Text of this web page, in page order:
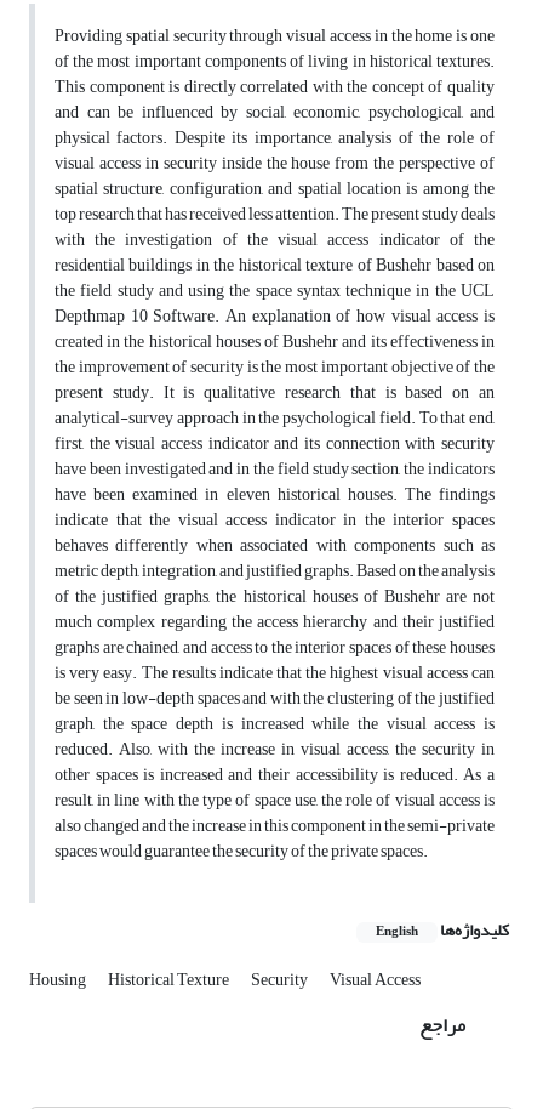
Providing spatial security through visual access in the home is one
of the most important components of living in historical textures.
This component is directly correlated with the concept of quality
and can be influenced by social, economic, psychological, and
physical factors. Despite its importance, analysis of the role of
visual access in security inside the house from the perspective of
spatial structure, configuration, and spatial location is among the
top research that has received less attention. The present study deals
with the investigation of the visual access indicator of the
residential buildings in the historical texture of Bushehr based on
the field study and using the space syntax technique in the UCL
Depthmap 10 Software. An explanation of how visual access is
created in the historical houses of Bushehr and its effectiveness in
the improvement of security is the most important objective of the
present study. It is qualitative research that is based on an
analytical-survey approach in the psychological field. To that end,
first, the visual access indicator and its connection with security
have been investigated and in the field study section, the indicators
have been examined in eleven historical houses. The findings
indicate that the visual access indicator in the interior spaces
behaves differently when associated with components such as
metric depth, integration, and justified graphs. Based on the analysis
of the justified graphs, the historical houses of Bushehr are not
much complex regarding the access hierarchy and their justified
graphs are chained, and access to the interior spaces of these houses
is very easy. The results indicate that the highest visual access can
be seen in low-depth spaces and with the clustering of the justified
graph, the space depth is increased while the visual access is
reduced. Also, with the increase in visual access, the security in
other spaces is increased and their accessibility is reduced. As a
result, in line with the type of space use, the role of visual access is
also changed and the increase in this component in the semi-private
spaces would guarantee the security of the private spaces.
کلیدواژه‌ها English
Housing Historical Texture Security Visual Access
مراجع